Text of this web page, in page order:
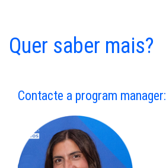
Quer saber mais?
Contacte a program manager: